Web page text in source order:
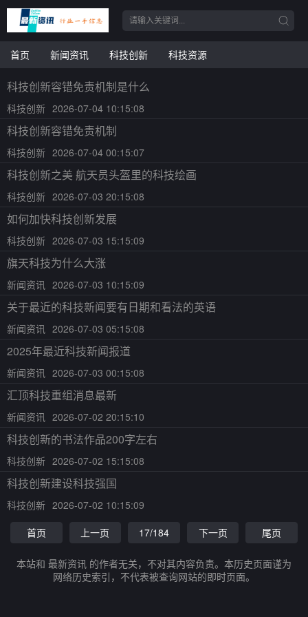
首页 新闻资讯 科技创新 科技资源
科技创新容错免责机制是什么
科技创新 2026-07-04 10:15:08
科技创新容错免责机制
科技创新 2026-07-04 00:15:07
科技创新之美 航天员头盔里的科技绘画
科技创新 2026-07-03 20:15:08
如何加快科技创新发展
科技创新 2026-07-03 15:15:09
旗天科技为什么大涨
新闻资讯 2026-07-03 10:15:09
关于最近的科技新闻要有日期和看法的英语
新闻资讯 2026-07-03 05:15:08
2025年最近科技新闻报道
新闻资讯 2026-07-03 00:15:08
汇顶科技重组消息最新
新闻资讯 2026-07-02 20:15:10
科技创新的书法作品200字左右
科技创新 2026-07-02 15:15:08
科技创新建设科技强国
科技创新 2026-07-02 10:15:09
首页
上一页 17/184 下一页 尾页
本站和 最新资讯 的作者无关，不对其内容负责。本历史页面谨为
网络历史索引，不代表被查询网站的即时页面。